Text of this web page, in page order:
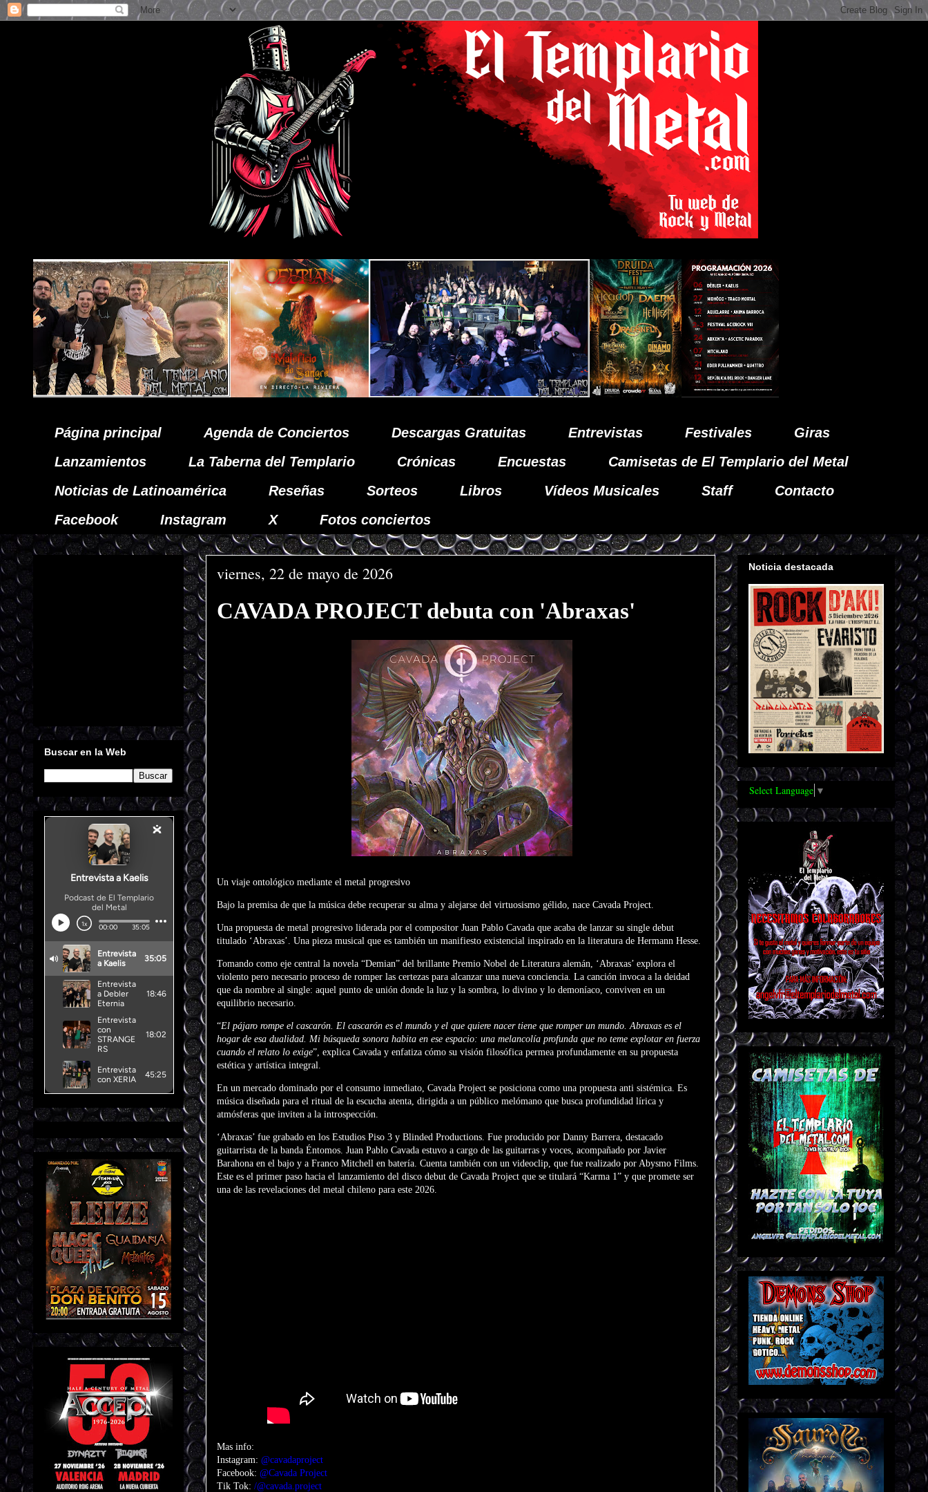
Página principal Agenda de Conciertos Descargas Gratuitas Entrevistas Festivales
Giras
Lanzamientos
La Taberna del Templario Crónicas Encuestas
Camisetas de El Templario del Metal
Noticias de Latinoamérica
Reseñas Sorteos Libros Vídeos Musicales Staff
Contacto
Facebook
Instagram X Fotos conciertos
viernes, 22 de mayo de 2026
CAVADA PROJECT debuta con 'Abraxas'
Un viaje ontológico mediante el metal progresivo
Bajo la premisa de que la música debe recuperar su alma y alejarse del virtuosismo gélido, nace Cavada Project.
Una propuesta de metal progresivo liderada por el compositor Juan Pablo Cavada que acaba de lanzar su single debut
titulado ‘Abraxas’. Una pieza musical que es también un manifiesto existencial inspirado en la literatura de Hermann Hesse.
Tomando como eje central la novela “Demian” del brillante Premio Nobel de Literatura alemán, ‘Abraxas’ explora el
violento pero necesario proceso de romper las certezas para alcanzar una nueva conciencia. La canción invoca a la deidad
que da nombre al single: aquel punto de unión donde la luz y la sombra, lo divino y lo demoníaco, conviven en un
equilibrio necesario.
“El pájaro rompe el cascarón. El cascarón es el mundo y el que quiere nacer tiene que romper un mundo. Abraxas es el
hogar de esa dualidad. Mi búsqueda sonora habita en ese espacio: una melancolía profunda que no teme explotar en fuerza
cuando el relato lo exige”, explica Cavada y enfatiza cómo su visión filosófica permea profundamente en su propuesta
estética y artística integral.
En un mercado dominado por el consumo inmediato, Cavada Project se posiciona como una propuesta anti sistémica. Es
música diseñada para el ritual de la escucha atenta, dirigida a un público melómano que busca profundidad lírica y
atmósferas que inviten a la introspección.
‘Abraxas’ fue grabado en los Estudios Piso 3 y Blinded Productions. Fue producido por Danny Barrera, destacado
guitarrista de la banda Éntomos. Juan Pablo Cavada estuvo a cargo de las guitarras y voces, acompañado por Javier
Barahona en el bajo y a Franco Mitchell en batería. Cuenta también con un videoclip, que fue realizado por Abysmo Films.
Este es el primer paso hacia el lanzamiento del disco debut de Cavada Project que se titulará “Karma 1” y que promete ser
una de las revelaciones del metal chileno para este 2026.
Mas info:
Instagram: @cavadaproject
Facebook: @Cavada Project
Tik Tok: /@cavada.project
Buscar en la Web
Noticia destacada
Select Language ▼